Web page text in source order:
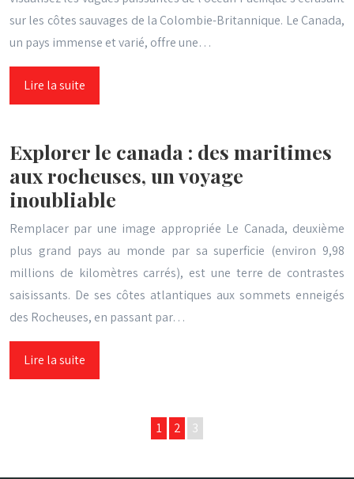
sur les côtes sauvages de la Colombie-Britannique. Le Canada,
un pays immense et varié, offre une…
Lire la suite
Explorer le canada : des maritimes
aux rocheuses, un voyage
inoubliable
Remplacer par une image appropriée Le Canada, deuxième
plus grand pays au monde par sa superficie (environ 9,98
millions de kilomètres carrés), est une terre de contrastes
saisissants. De ses côtes atlantiques aux sommets enneigés
des Rocheuses, en passant par…
Lire la suite
1 2 3